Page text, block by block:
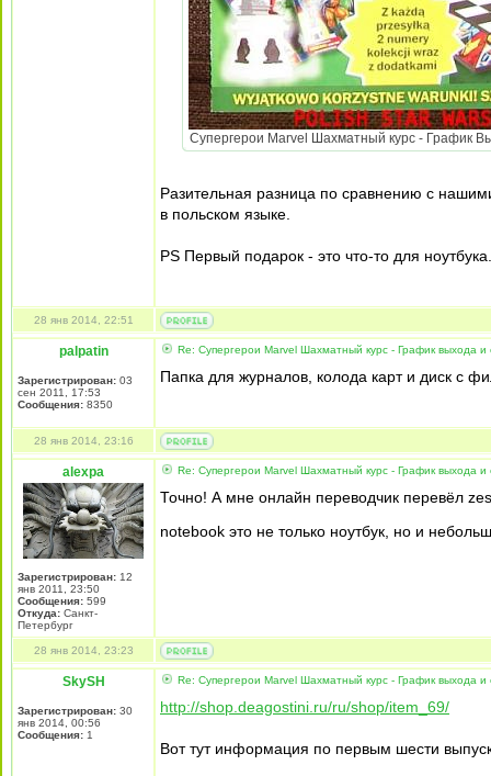
Супергерои Marvel Шахматный курс - График
Разительная разница по сравнению с
в польском языке.
PS Первый подарок - это что-то для
28 янв 2014, 22:51
palpatin
Зарегистрирован: 03
сен 2011, 17:53
Сообщения: 8350
Re: Супергерои Marvel Шахматный курс - График выхода и
Папка для журналов, колода карт и диск с
28 янв 2014, 23:16
alexpa
Зарегистрирован: 12
янв 2011, 23:50
Сообщения: 599
Откуда: Санкт-
Петербург
Re: Супергерои Marvel Шахматный курс - График выхода и
Точно! А мне онлайн переводчик перевёл
notebook это не только ноутбук, но и
28 янв 2014, 23:23
SkySH
Зарегистрирован: 30
янв 2014, 00:56
Сообщения: 1
Re: Супергерои Marvel Шахматный курс - График выхода и
http://shop.deagostini.ru/ru/shop/item_69/
Вот тут информация по первым шести